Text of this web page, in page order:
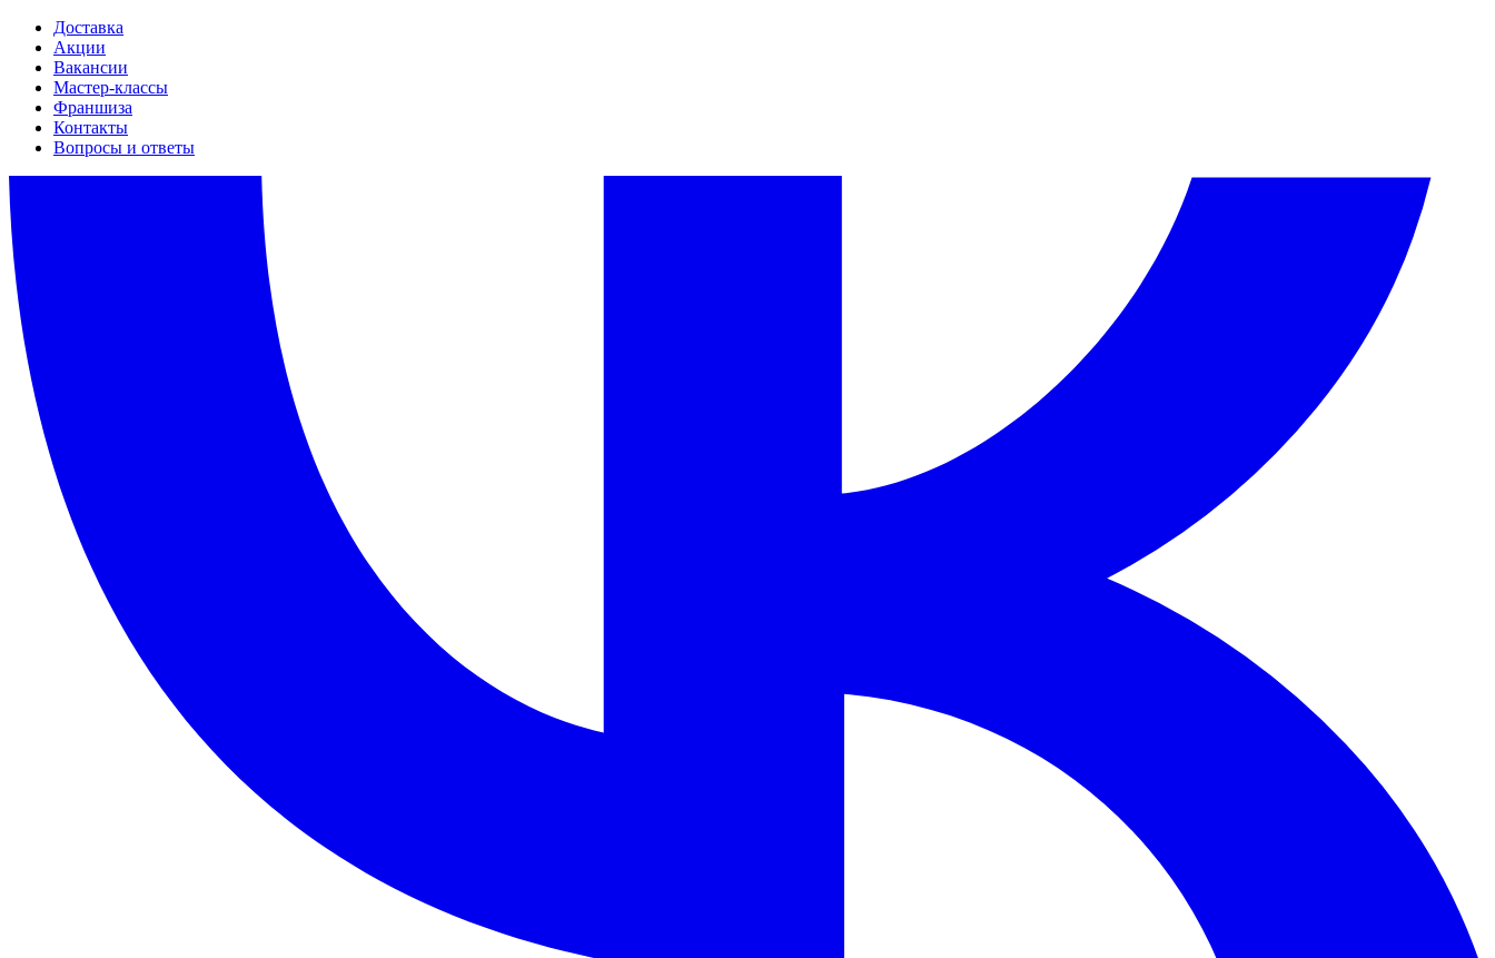
Доставка
Акции
Вакансии
Мастер-классы
Франшиза
Контакты
Вопросы и ответы